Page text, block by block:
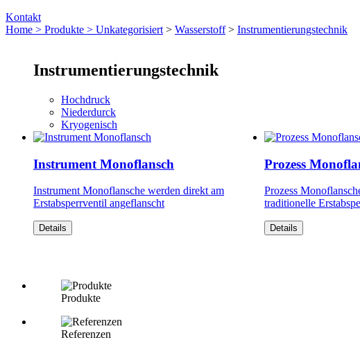
Kontakt
Home > Produkte > Unkategorisiert > Wasserstoff> Instrumentierungstechnik
Instrumentierungstechnik
Hochdruck
Niederdurck
Kryogenisch
Instrument Monoflansch
Instrument Monoflansche werden direkt am
Erstabsperrventil angeflanscht
Details
Prozess
Prozess
traditionelle
Details
Produkte
Referenzen